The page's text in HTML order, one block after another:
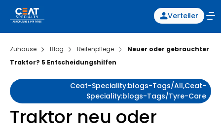
Verteiler
Zuhause Blog Reifenpflege
Neuer oder gebrauchter
Traktor? 5 Entscheidungshilfen
Ceat-Speciality:blogs-Tags/all,ceat-
Speciality:blogs-Tags/tyre-Care
Traktor neu oder